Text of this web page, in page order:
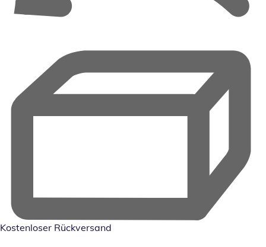
Kostenloser Rückversand